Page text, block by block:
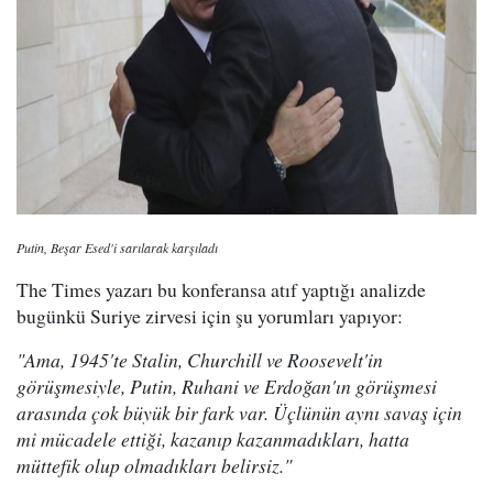
Putin, Beşar Esed'i sarılarak karşıladı
The Times yazarı bu konferansa atıf yaptığı analizde
bugünkü Suriye zirvesi için şu yorumları yapıyor:
"Ama, 1945'te Stalin, Churchill ve Roosevelt'in
görüşmesiyle, Putin, Ruhani ve Erdoğan'ın görüşmesi
arasında çok büyük bir fark var. Üçlünün aynı savaş için
mi mücadele ettiği, kazanıp kazanmadıkları, hatta
müttefik olup olmadıkları belirsiz."